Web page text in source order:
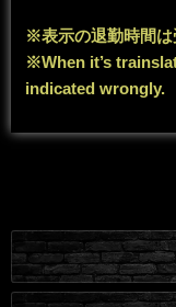
※表示の退勤時間は
※When it’s
indicated wrongly.